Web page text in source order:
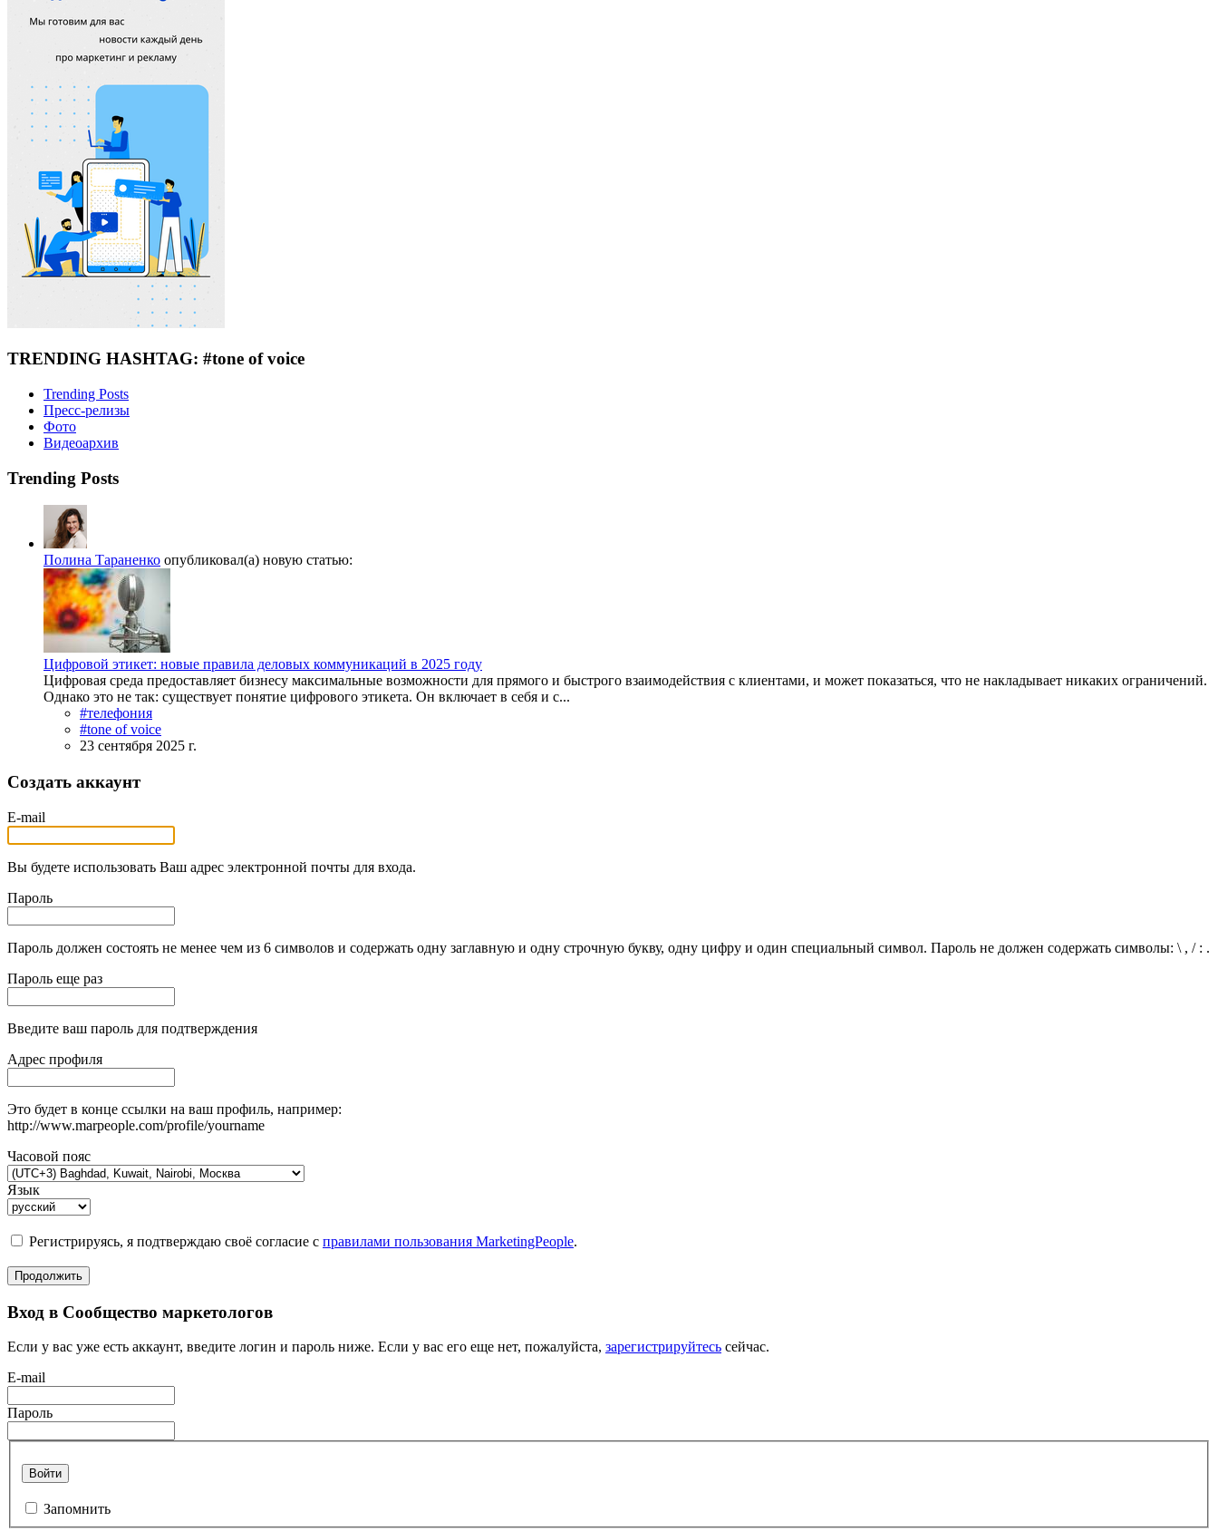
TRENDING HASHTAG: #tone of voice
Trending Posts
Пресс-релизы
Фото
Видеоархив
Trending Posts
Полина Тараненко опубликовал(а) новую статью:
Цифровой этикет: новые правила деловых коммуникаций в 2025 году
Цифровая среда предоставляет бизнесу максимальные возможности для прямого и быстрого взаимодействия с клиентами, и может показаться, что не накладывает никаких ограничений.
Однако это не так: существует понятие цифрового этикета. Он включает в себя и с...
#телефония
#tone of voice
23 сентября 2025 г.
Создать аккаунт
E-mail
Вы будете использовать Ваш адрес электронной почты для входа.
Пароль
Пароль должен состоять не менее чем из 6 символов и содержать одну заглавную и одну строчную букву, одну цифру и один специальный символ. Пароль не должен содержать символы: \ , / : .
Пароль еще раз
Введите ваш пароль для подтверждения
Адрес профиля
Это будет в конце ссылки на ваш профиль, например:
http://www.marpeople.com/profile/yourname
Часовой пояс
Язык
Регистрируясь, я подтверждаю своё согласие с правилами пользования MarketingPeople.
Продолжить
Вход в Сообщество маркетологов
Если у вас уже есть аккаунт, введите логин и пароль ниже. Если у вас его еще нет, пожалуйста, зарегистрируйтесь сейчас.
E-mail
Пароль
Войти
Запомнить